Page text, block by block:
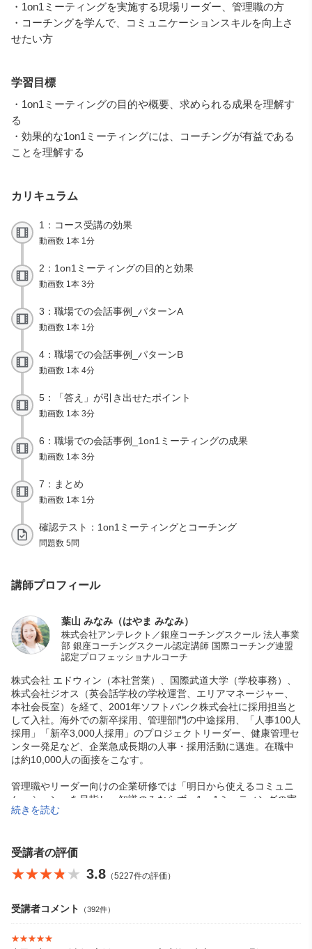
・1on1ミーティングを実施する現場リーダー、管理職の方
・コーチングを学んで、コミュニケーションスキルを向上さ
せたい方
学習目標
・1on1ミーティングの目的や概要、求められる成果を理解す
る
・効果的な1on1ミーティングには、コーチングが有益である
ことを理解する
カリキュラム
1：コース受講の効果
動画数 1本 1分
2：1on1ミーティングの目的と効果
動画数 1本 3分
3：職場での会話事例_パターンA
動画数 1本 1分
4：職場での会話事例_パターンB
動画数 1本 4分
5：「答え」が引き出せたポイント
動画数 1本 3分
6：職場での会話事例_1on1ミーティングの成果
動画数 1本 3分
7：まとめ
動画数 1本 1分
確認テスト：1on1ミーティングとコーチング
問題数 5問
講師プロフィール
葉山 みなみ（はやま みなみ）
株式会社アンテレクト／銀座コーチングスクール 法人事業
部 銀座コーチングスクール認定講師 国際コーチング連盟
認定プロフェッショナルコーチ
株式会社 エドウィン（本社営業）、国際武道大学（学校事務）、
株式会社ジオス（英会話学校の学校運営、エリアマネージャー、
本社会長室）を経て、2001年ソフトバンク株式会社に採用担当と
して入社。海外での新卒採用、管理部門の中途採用、「人事100人
採用」「新卒3,000人採用」のプロジェクトリーダー、健康管理セ
ンター発足など、企業急成長期の人事・採用活動に邁進。在職中
は約10,000人の面接をこなす。
管理職やリーダー向けの企業研修では「明日から使えるコミュニ
ケーション」を目指し、知識のみならず、1on1ミーティングの実
体験や社外コーチとしてサポートしたことなどを含めて「使え
続きを読む
受講者の評価
★★★★★
★★★★★ 3.8 （5227件の評価）
受講者コメント （392件）
★★★★★
★★★★★